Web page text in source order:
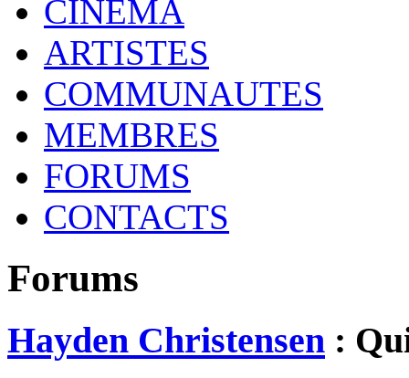
CINEMA
ARTISTES
COMMUNAUTES
MEMBRES
FORUMS
CONTACTS
Forums
Hayden Christensen :